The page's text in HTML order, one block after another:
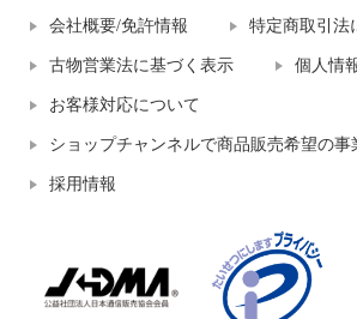
会社概要/免許情報 特定商取引法
古物営業法に基づく表示 個人情
お客様対応について
ショップチャンネルで商品販売希望の事
採用情報